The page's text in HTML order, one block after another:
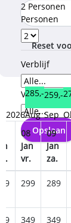
2 Personen
Personen
Verblijf
Opslaan
Reset
2026
285,-
Aug
259,-
Sep
Jan
do.
08
Jan
vr.
09
Jan
za.
279 299 289
359 349 349